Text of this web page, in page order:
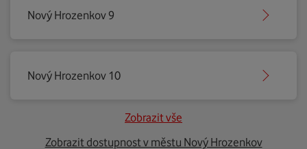
Nový Hrozenkov 9
Nový Hrozenkov 10
Zobrazit vše
Zobrazit dostupnost v městu Nový Hrozenkov